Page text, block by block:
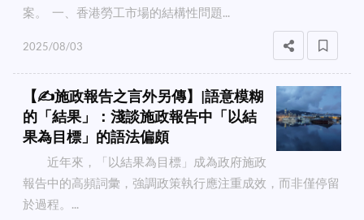
案。 一、香港勞工市場的結構性問題...
2025/08/03
【✍️施政報告之言外另傳】|語意模糊
的「結果」：淺談施政報告中「以結
果為目標」的語法偏頗
近年來，「以結果為目標」成為政府施政
報告中的高頻詞彙，強調政策執行應注重成效，而非僅停留
於過程。...